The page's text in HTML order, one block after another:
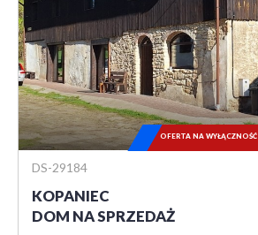
DS-29184
KOPANIEC
DOM NA SPRZEDAŻ
OFERTA NA WYŁĄCZNOŚĆ